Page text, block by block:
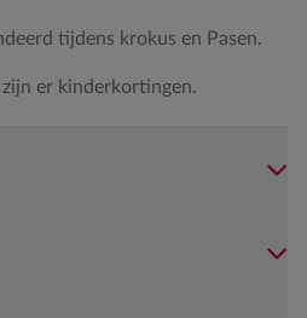
tijdens krokus en Pasen.
er kinderkortingen.